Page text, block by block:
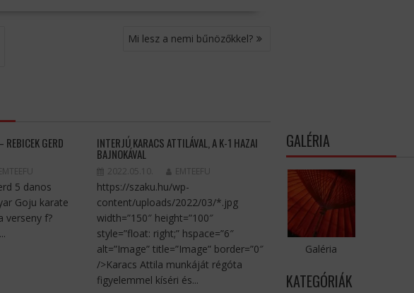
Mi lesz a nemi bűnözőkkel?
REBICEK GERD
5 danos
Goju karate
verseny f?
INTERJÚ KARACS ATTILÁVAL, A K-1 HAZAI
BAJNOKÁVAL
2022.05.10. EMTEEFU
https://szaku.hu/wp-
content/uploads/2022/03/*.jpg
width=”150″ height=”100″
style=”float: right;” hspace=”6″
alt=”Image” title=”Image” border=”0″
/>Karacs Attila munkáját régóta
figyelemmel kíséri és...
GALÉRIA
Galéria
KATEGÓRIÁK